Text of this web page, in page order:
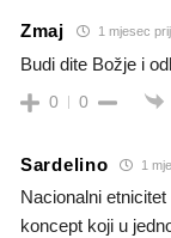
Zmaj 1 mjesec
Budi dite Božje i
0 0
Sardelino 1
Nacionalni
koncept koji u